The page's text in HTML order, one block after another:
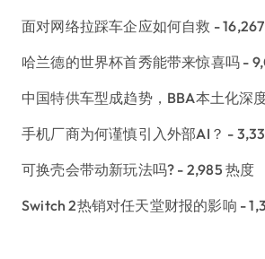
面对网络拉踩车企应如何自救 -
哈兰德的世界杯首秀能带来惊喜吗 -
中国特供车型成趋势，BBA本土化深
手机厂商为何谨慎引入外部AI？ -
可换壳会带动新玩法吗? - 2,985 热度
Switch 2热销对任天堂财报的影响 -